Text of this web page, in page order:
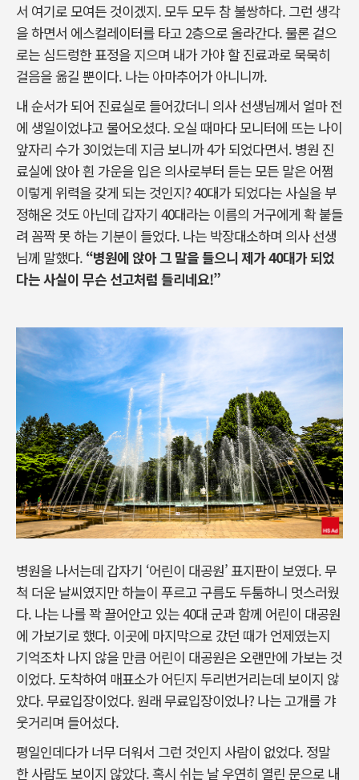
서 여기로 모여든 것이겠지. 모두 모두 참 불쌍하다. 그런 생각
을 하면서 에스컬레이터를 타고 2층으로 올라간다. 물론 겉으
로는 심드렁한 표정을 지으며 내가 가야 할 진료과로 묵묵히
걸음을 옮길 뿐이다. 나는 아마추어가 아니니까.
내 순서가 되어 진료실로 들어갔더니 의사 선생님께서 얼마 전
에 생일이었냐고 물어오셨다. 오실 때마다 모니터에 뜨는 나이
앞자리 수가 3이었는데 지금 보니까 4가 되었다면서. 병원 진
료실에 앉아 흰 가운을 입은 의사로부터 듣는 모든 말은 어쩜
이렇게 위력을 갖게 되는 것인지? 40대가 되었다는 사실을 부
정해온 것도 아닌데 갑자기 40대라는 이름의 거구에게 확 붙들
려 꼼짝 못 하는 기분이 들었다. 나는 박장대소하며 의사 선생
님께 말했다. “병원에 앉아 그 말을 들으니 제가 40대가 되었
다는 사실이 무슨 선고처럼 들리네요!”
병원을 나서는데 갑자기 ‘어린이 대공원’ 표지판이 보였다. 무
척 더운 날씨였지만 하늘이 푸르고 구름도 두툼하니 멋스러웠
다. 나는 나를 꽉 끌어안고 있는 40대 군과 함께 어린이 대공원
에 가보기로 했다. 이곳에 마지막으로 갔던 때가 언제였는지
기억조차 나지 않을 만큼 어린이 대공원은 오랜만에 가보는 것
이었다. 도착하여 매표소가 어딘지 두리번거리는데 보이지 않
았다. 무료입장이었다. 원래 무료입장이었나? 나는 고개를 갸
웃거리며 들어섰다.
평일인데다가 너무 더워서 그런 것인지 사람이 없었다. 정말
한 사람도 보이지 않았다. 혹시 쉬는 날 우연히 열린 문으로 내